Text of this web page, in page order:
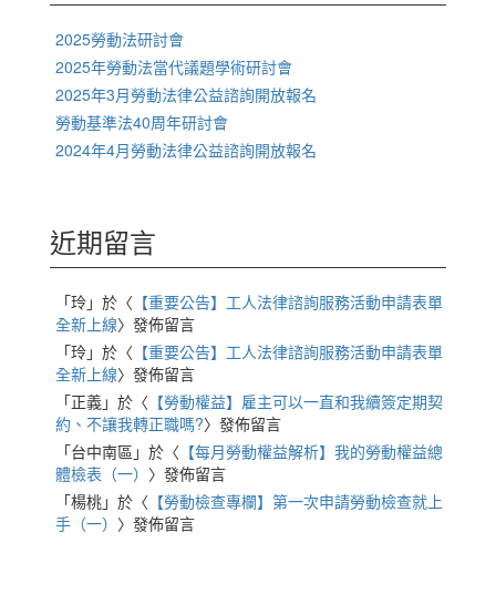
2025勞動法研討會
2025年勞動法當代議題學術研討會
2025年3月勞動法律公益諮詢開放報名
勞動基準法40周年研討會
2024年4月勞動法律公益諮詢開放報名
近期留言
「玲」於〈 【重要公告】工人法律諮詢服務活動申請表單
全新上線〉發佈留言
「玲」於〈 【重要公告】工人法律諮詢服務活動申請表單
全新上線〉發佈留言
「正義」於〈 【勞動權益】雇主可以一直和我續簽定期契
約、不讓我轉正職嗎?〉發佈留言
「台中南區 」於〈 【每月勞動權益解析】我的勞動權益總
體檢表（一） 〉發佈留言
「楊桃」於〈 【勞動檢查專欄】第一次申請勞動檢查就上
手（一） 〉發佈留言